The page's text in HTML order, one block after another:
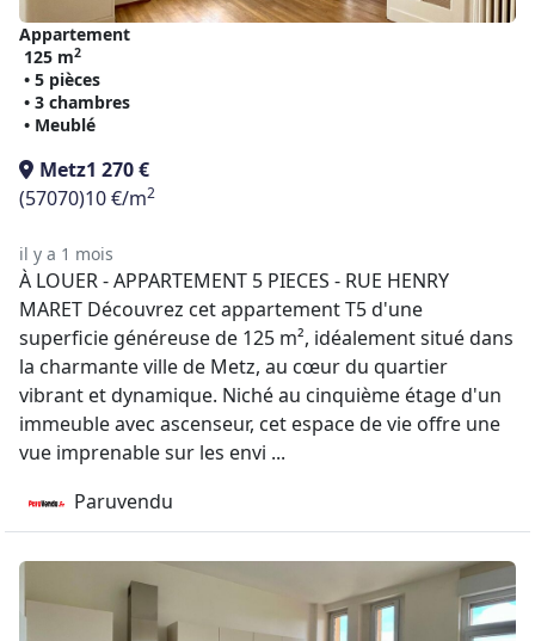
Appartement
125 m2
• 5 pièces
• 3 chambres
• Meublé
Metz1 270 €
(57070)10 €/m2
il y a 1 mois
À LOUER - APPARTEMENT 5 PIECES - RUE HENRY
MARET Découvrez cet appartement T5 d'une
superficie généreuse de 125 m², idéalement situé dans
la charmante ville de Metz, au cœur du quartier
vibrant et dynamique. Niché au cinquième étage d'un
immeuble avec ascenseur, cet espace de vie offre une
vue imprenable sur les envi ...
Paruvendu